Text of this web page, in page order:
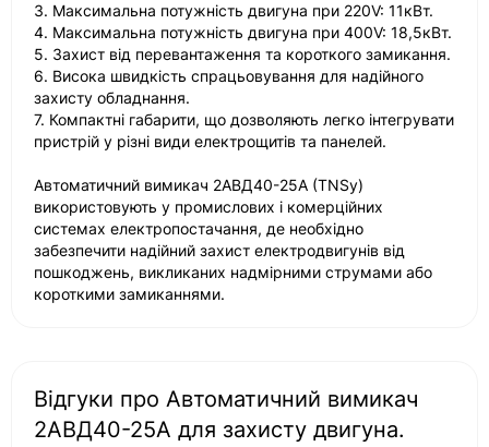
3. Максимальна потужність двигуна при 220V: 11кВт.
4. Максимальна потужність двигуна при 400V: 18,5кВт.
5. Захист від перевантаження та короткого замикання.
6. Висока швидкість спрацьовування для надійного
захисту обладнання.
7. Компактні габарити, що дозволяють легко інтегрувати
пристрій у різні види електрощитів та панелей.
Автоматичний вимикач 2АВД40-25А (TNSy)
використовують у промислових і комерційних
системах електропостачання, де необхідно
забезпечити надійний захист електродвигунів від
пошкоджень, викликаних надмірними струмами або
короткими замиканнями.
Відгуки про Автоматичний вимикач
2АВД40-25А для захисту двигуна.